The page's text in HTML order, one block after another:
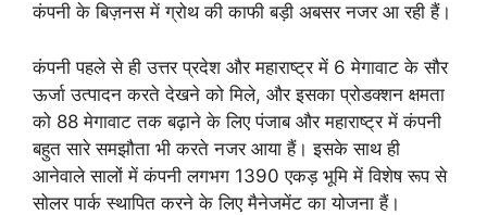
कंपनी के बिज़नस में ग्रोथ की काफी बड़ी अबसर नजर आ रही हैं।
कंपनी पहले से ही उत्तर प्रदेश और महाराष्ट्र में 6 मेगावाट के सौर
ऊर्जा उत्पादन करते देखने को मिले, और इसका प्रोडक्शन क्षमता
को 88 मेगावाट तक बढ़ाने के लिए पंजाब और महाराष्ट्र में कंपनी
बहुत सारे समझौता भी करते नजर आया हैं। इसके साथ ही
आनेवाले सालों में कंपनी लगभग 1390 एकड़ भूमि में विशेष रूप से
सोलर पार्क स्थापित करने के लिए मैनेजमेंट का योजना हैं।